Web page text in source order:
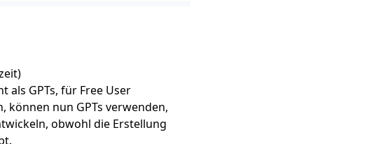
als GPTs, für Free User
können nun GPTs verwenden,
obwohl die Erstellung